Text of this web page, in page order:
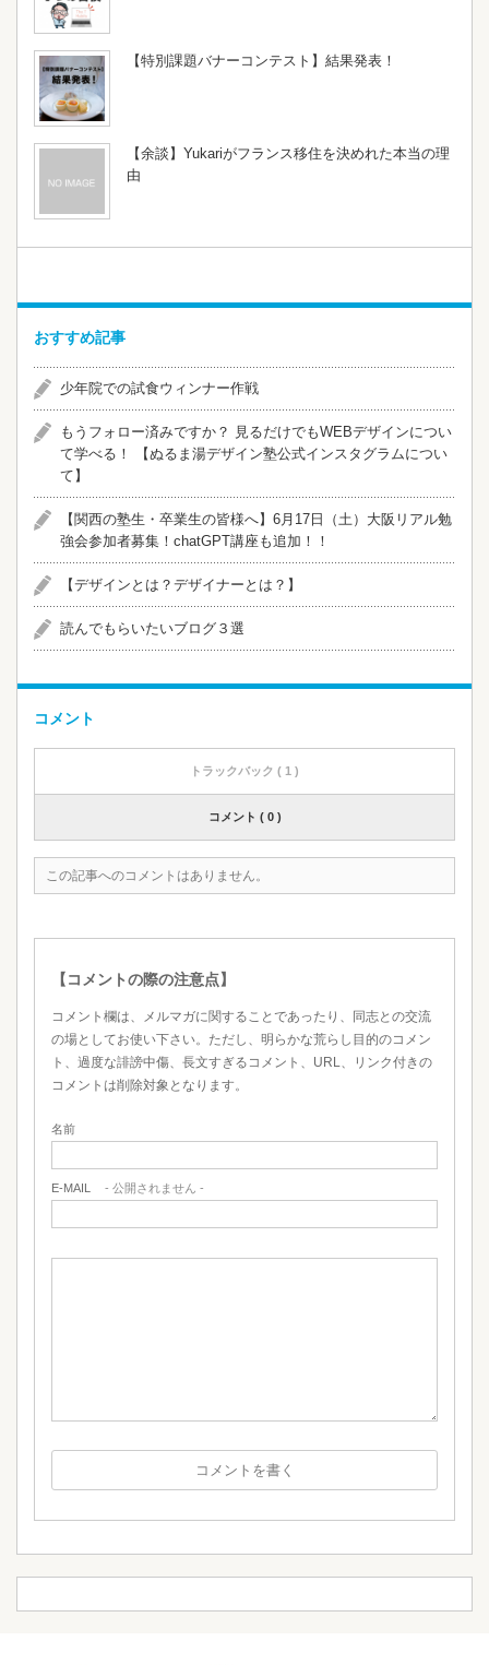
【特別課題バナーコンテスト】結果発表！
【余談】Yukariがフランス移住を決めれた本当の理
由
おすすめ記事
少年院での試食ウィンナー作戦
​​もうフォロー済みですか？ 見るだけでもWEBデザインについ
て学べる！ 【ぬるま湯デザイン塾公式インスタグラムについ
て】
【関西の塾生・卒業生の皆様へ】6月17日（土）大阪リアル勉
強会参加者募集！chatGPT講座も追加！！
【デザインとは？デザイナーとは？】
読んでもらいたいブログ３選
コメント
トラックバック ( 1 )
コメント ( 0 )
この記事へのコメントはありません。
【コメントの際の注意点】
コメント欄は、メルマガに関することであったり、同志との交流
の場としてお使い下さい。ただし、明らかな荒らし目的のコメン
ト、過度な誹謗中傷、長文すぎるコメント、URL、リンク付きの
コメントは削除対象となります。
名前
E-MAIL - 公開されません -